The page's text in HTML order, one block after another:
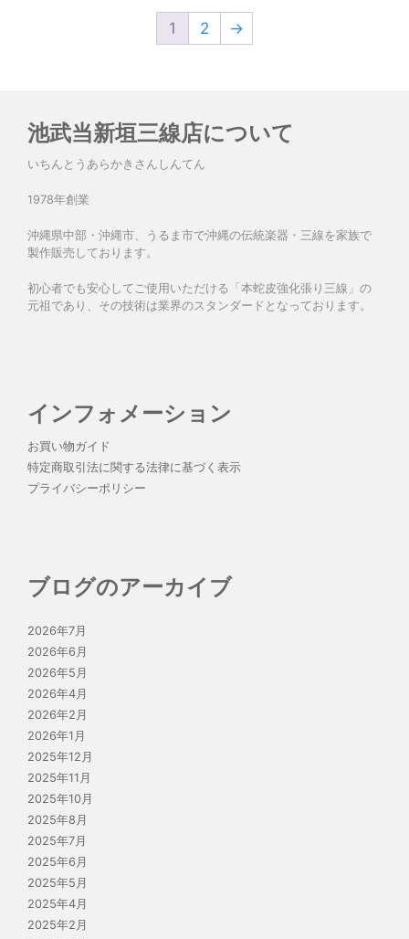
1 2 →
池武当新垣三線店について
いちんとうあらかきさんしんてん
1978年創業
沖縄県中部・沖縄市、うるま市で沖縄の伝統楽器・三線を家族で
製作販売しております。
初心者でも安心してご使用いただける「本蛇皮強化張り三線」の
元祖であり、その技術は業界のスタンダードとなっております。
インフォメーション
お買い物ガイド
特定商取引法に関する法律に基づく表示
プライバシーポリシー
ブログのアーカイブ
2026年7月
2026年6月
2026年5月
2026年4月
2026年2月
2026年1月
2025年12月
2025年11月
2025年10月
2025年8月
2025年7月
2025年6月
2025年5月
2025年4月
2025年2月